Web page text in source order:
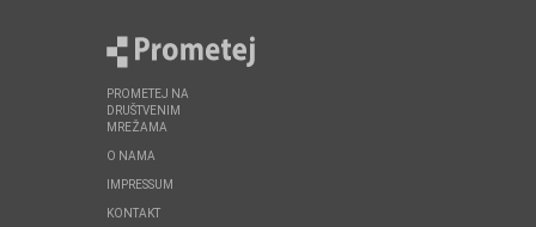
PROMETEJ NA
DRUŠTVENIM
MREŽAMA
O NAMA
IMPRESSUM
KONTAKT